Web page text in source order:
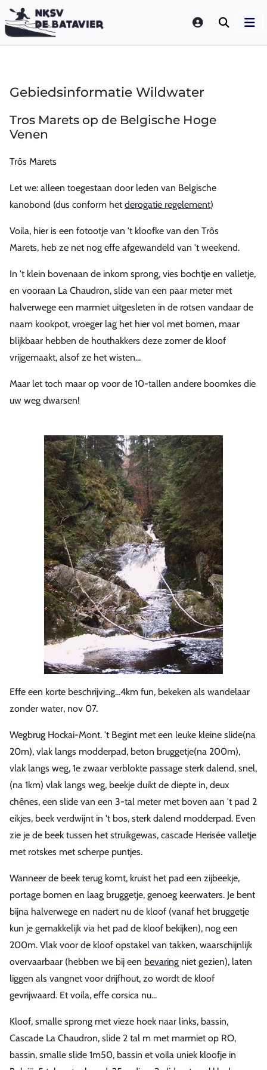
LOGIN
Gebiedsinformatie Wildwater
Tros Marets op de Belgische Hoge
Venen
Trôs Marets
Let we: alleen toegestaan door leden van Belgische
kanobond (dus conform hetderogatie regelement)
Voila, hier is een fotootje van 't kloofke van den Trôs
Marets, heb ze net nog effe afgewandeld van 't weekend.
In 't klein bovenaan de inkom sprong, vies bochtje en valletje,
en vooraan La Chaudron, slide van een paar meter met
halverwege een marmiet uitgesleten in de rotsen vandaar de
naam kookpot, vroeger lag het hier vol met bomen, maar
blijkbaar hebben de houthakkers deze zomer de kloof
vrijgemaakt, alsof ze het wisten...
Maar let toch maar op voor de 10-tallen andere boomkes die
uw weg dwarsen!
Effe een korte beschrijving...4km fun, bekeken als wandelaar
zonder water, nov 07.
Wegbrug Hockai-Mont. 't Begint met een leuke kleine slide(na
20m), vlak langs modderpad, beton bruggetje(na 200m),
vlak langs weg, 1e zwaar verblokte passage sterk dalend, snel,
(na 1km) vlak langs weg, beekje duikt de diepte in, deux
chênes, een slide van een 3-tal meter met boven aan 't pad 2
eikjes, beek verdwijnt in 't bos, sterk dalend modderpad. Even
zie je de beek tussen het struikgewas, cascade Herisée valletje
met rotskes met scherpe puntjes.
Wanneer de beek terug komt, kruist het pad een zijbeekje,
portage bomen en laag bruggetje, genoeg keerwaters. Je bent
bijna halverwege en nadert nu de kloof (vanaf het bruggetje
kun je gemakkelijk via het pad de kloof bekijken), nog een
200m. Vlak voor de kloof opstakel van takken, waarschijnlijk
overvaarbaar (hebben we bij een bevaring niet gezien), laten
liggen als vangnet voor drijfhout, zo wordt de kloof
gevrijwaard. Et voila, effe corsica nu...
Kloof, smalle sprong met vieze hoek naar links, bassin,
Cascade La Chaudron, slide 2 tal m met marmiet op RO,
bassin, smalle slide 1m50, bassin et voila uniek kloofje in